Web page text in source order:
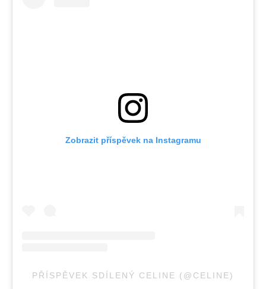
Zobrazit příspěvek na Instagramu
PŘÍSPĚVEK SDÍLENÝ CELINE (@CELINE)